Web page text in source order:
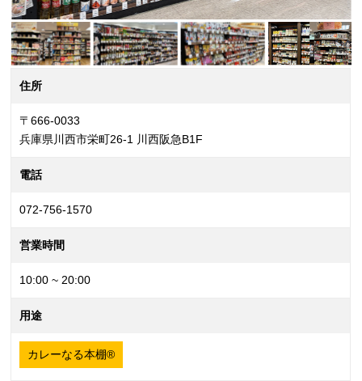
住所
〒666-0033
兵庫県川西市栄町26-1 川西阪急B1F
電話
072-756-1570
営業時間
10:00 ~ 20:00
用途
カレーなる本棚®